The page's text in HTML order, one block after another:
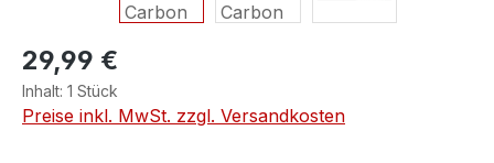
29,99 €
Inhalt: 1 Stück
Preise inkl. MwSt. zzgl. Versandkosten